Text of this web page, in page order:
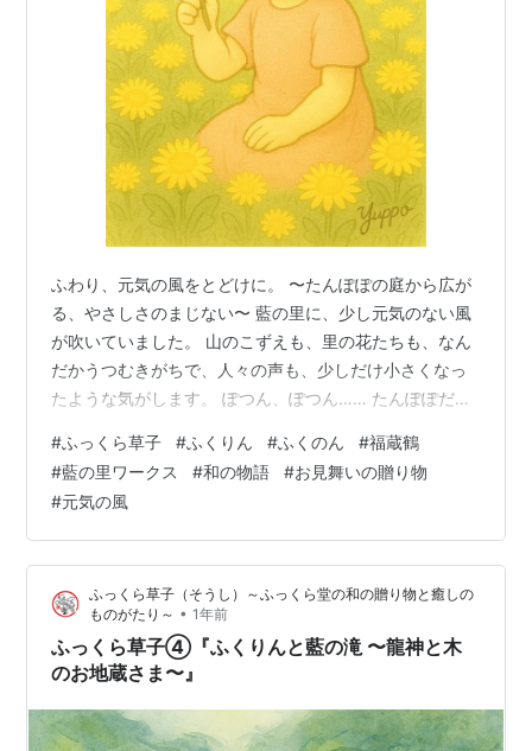
ふわり、元気の風をとどけに。 〜たんぽぽの庭から広が
る、やさしさのまじない〜 藍の里に、少し元気のない風
が吹いていました。 山のこずえも、里の花たちも、なん
だかうつむきがちで、人々の声も、少しだけ小さくなっ
たような気がします。 ぽつん、ぽつん…… たんぽぽだけ
「癒し処 足踏みゆっぽ」の“たんぽぽの庭”に、ふくのん
は座っていました。 足元には、ぽふっと咲いたたんぽぽ
の花。手のひらには、ふわふわの綿毛。 「……みんな、
げんきないなあ」 ふくのんは、ぽつりとつぶやいて、綿
毛をそっと見つめました。 そのとき―― 「ちりり
ん……」 やさしい鈴の音とともに…
#ふっくら草子 #ふくりん #ふくのん #福蔵鶴
#藍の里ワークス #和の物語 #お見舞いの贈り物
#元気の風
ふっくら草子（そうし）～ふっくら堂の和の贈り物と癒しの
ものがたり～ • 1年前
ふっくら草子④『ふくりんと藍の滝 〜龍神と木
のお地蔵さま〜』